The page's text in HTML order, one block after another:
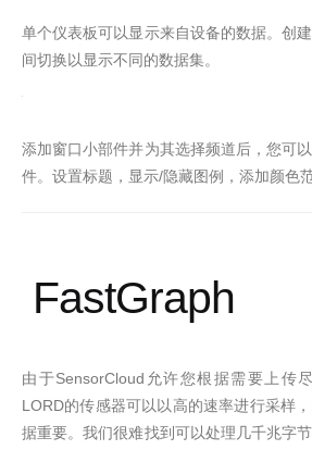
单个仪表板可以显示来自设备的数据。创
间切换以显示不同的数据集。
添加窗口小部件并为其选择频道后，您可
件。设置标题，显示/隐藏图例，添加颜色
FastGraph
由于SensorCloud 允许您根据需要上传
LORD的传感器可以以高的速率进行采样
据重要。我们很难找到可以处理几千兆字